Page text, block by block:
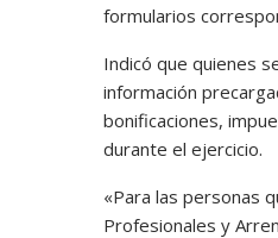
formularios
Indicó que quienes
información
bonificaciones,
durante el ejercicio.
«Para las personas
Profesionales y